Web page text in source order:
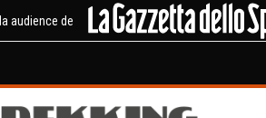
audience de